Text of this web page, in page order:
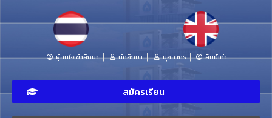
ผู้สนใจเข้าศึกษา นักศึกษา บุคลากร ศิษย์เก่า
สมัครเรียน